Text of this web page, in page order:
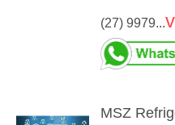
(27) 9979...
MSZ